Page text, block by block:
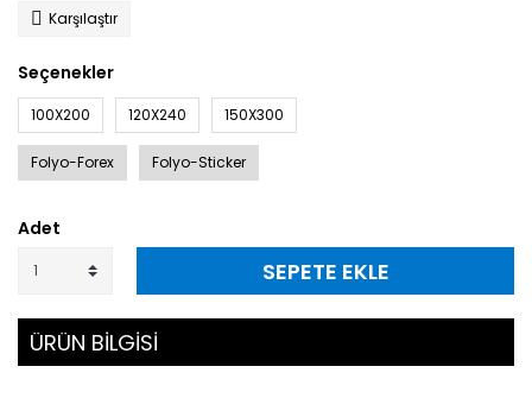
Karşılaştır
Seçenekler
100X200 120X240 150X300
Folyo-Forex Folyo-Sticker
Adet
SEPETE EKLE
ÜRÜN BİLGİSİ